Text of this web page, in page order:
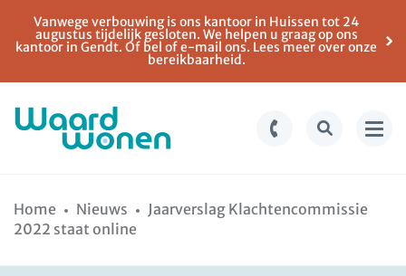
naar
naar
Vanwege verbouwing is ons kantoor in Huissen tot 24
augustus tijdelijk gesloten. We helpen u graag op ons
kantoor in Gendt. Of bel of e-mail ons. Lees meer over onze
bereikbaarheid.
Home Nieuws
Jaarverslag Klachtencommissie
2022 staat online